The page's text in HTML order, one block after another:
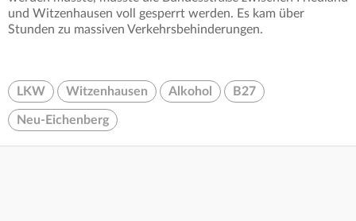
und Witzenhausen voll gesperrt werden. Es kam über
Stunden zu massiven Verkehrsbehinderungen.
LKW Witzenhausen Alkohol B27
Neu-Eichenberg